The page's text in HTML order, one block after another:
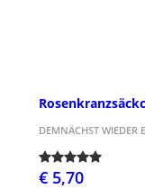
DEMNÄCHST WIEDER
€ 5,70